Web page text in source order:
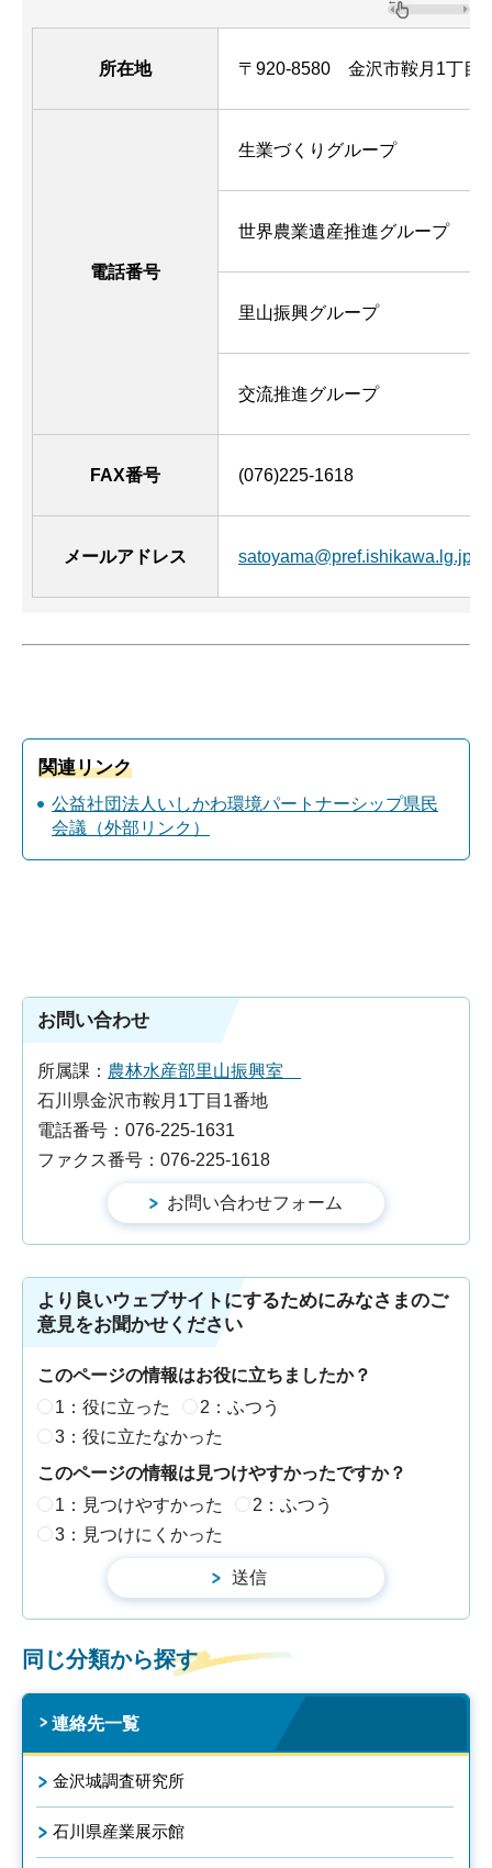
所在地 〒920-8580 金沢市鞍月1丁目
電話番号
生業づくりグループ
世界農業遺産推進グループ
里山振興グループ
交流推進グループ
FAX番号 (076)225-1618
メールアドレス satoyama@pref.ishikawa.lg.jp
関連リンク
公益社団法人いしかわ環境パートナーシップ県民
会議（外部リンク）
お問い合わせ
所属課： 農林水産部里山振興室
石川県金沢市鞍月1丁目1番地
電話番号：076-225-1631
ファクス番号：076-225-1618
より良いウェブサイトにするためにみなさまのご
意見をお聞かせください
このページの情報はお役に立ちましたか？
1：役に立った
2：ふつう
3：役に立たなかった
このページの情報は見つけやすかったですか？
1：見つけやすかった
2：ふつう
3：見つけにくかった
同じ分類から探す
連絡先一覧
金沢城調査研究所
石川県産業展示館